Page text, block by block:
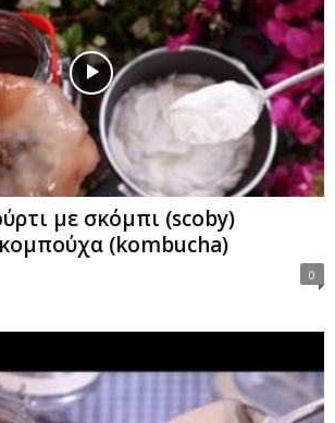
με σκόμπι (scoby)
(kombucha)
0